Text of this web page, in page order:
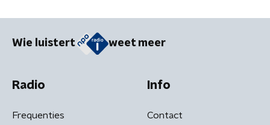
Wie luistert weet meer
Radio
Frequenties
Info
Contact